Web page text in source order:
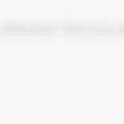
Ruf uns